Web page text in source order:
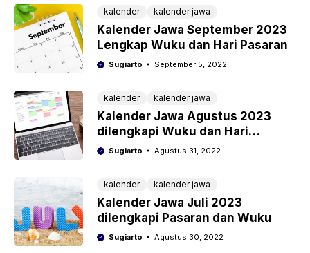
kalender kalender jawa
Kalender Jawa September 2023
Lengkap Wuku dan Hari Pasaran
Sugiarto September 5, 2022
kalender kalender jawa
Kalender Jawa Agustus 2023
dilengkapi Wuku dan Hari
Pasaran
Sugiarto Agustus 31, 2022
kalender kalender jawa
Kalender Jawa Juli 2023
dilengkapi Pasaran dan Wuku
Sugiarto Agustus 30, 2022